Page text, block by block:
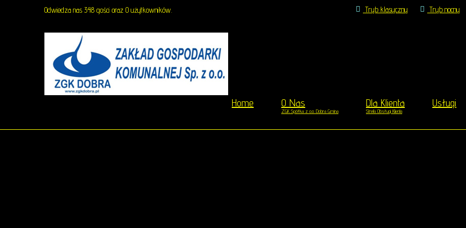
Odwiedza nas 348 gości oraz 0 użytkowników. Tryb klasyczny Tryb nocny
Home O Nas
ZGK Spółka z o.o. Dobra Gmina
Dla Klienta
Strefa Obsługi Klienta
Usługi